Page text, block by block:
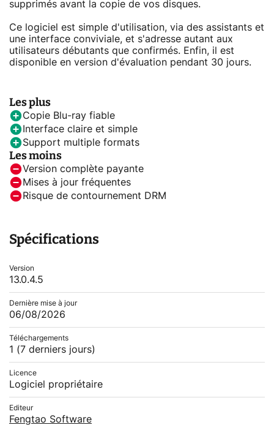
supprimés avant la copie de vos disques.
Ce logiciel est simple d'utilisation, via des assistants et
une interface conviviale, et s'adresse autant aux
utilisateurs débutants que confirmés. Enfin, il est
disponible en version d'évaluation pendant 30 jours.
Les plus
Copie Blu-ray fiable
Interface claire et simple
Support multiple formats
Les moins
Version complète payante
Mises à jour fréquentes
Risque de contournement DRM
Spécifications
Version
13.0.4.5
Dernière mise à jour
06/08/2026
Téléchargements
1 (7 derniers jours)
Licence
Logiciel propriétaire
Editeur
Fengtao Software